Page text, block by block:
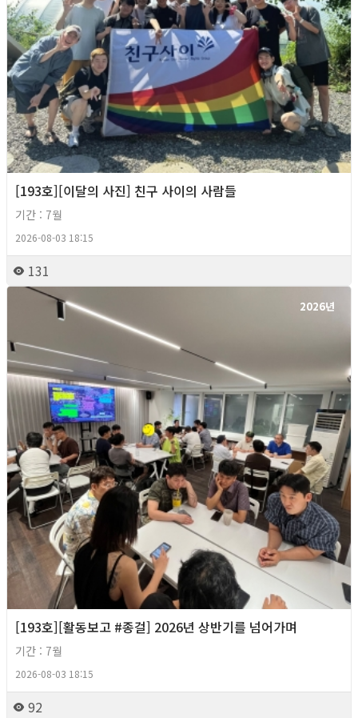
[193호][이달의 사진] 친구 사이의 사람들
기간 : 7월
2026-08-03 18:15
131
2026년
[193호][활동보고 #종걸] 2026년 상반기를 넘어가며
기간 : 7월
2026-08-03 18:15
92